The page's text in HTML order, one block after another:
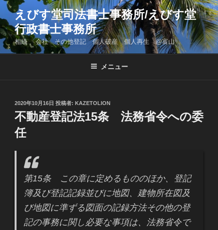
コ
ン
テ
ン
ツ
えびす堂司法書士事務所/えびす堂
行政書士事務所
相続 会社 その他登記 個人破産 個人再生 @富山
メニュー
投
稿
日:
2020年10月16日 投稿者: KAZETOLION
不動産登記法15条 法務省令への委
任
第15条 この章に定めるもののほか、登記
簿及び登記記録並びに地図、建物所在図及
び地図に準ずる図面の記録方法その他の登
記の事務に関し必要な事項は、法務省令で